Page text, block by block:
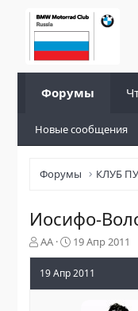
Форумы
Новые сообщения
Форумы КЛУБ
Иосифо-
А
в
т
AA
Д
а
т
19 Апр 2011
19 Апр 2011